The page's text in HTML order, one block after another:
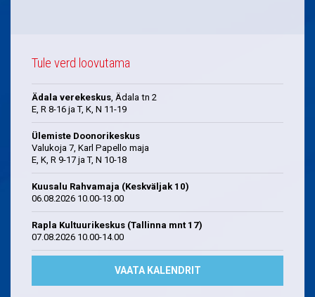
Tule verd loovutama
Ädala verekeskus, Ädala tn 2
E, R 8-16 ja T, K, N 11-19
Ülemiste Doonorikeskus
Valukoja 7, Karl Papello maja
E, K, R 9-17 ja T, N 10-18
Kuusalu Rahvamaja (Keskväljak 10)
06.08.2026 10.00-13.00
Rapla Kultuurikeskus (Tallinna mnt 17)
07.08.2026 10.00-14.00
VAATA KALENDRIT